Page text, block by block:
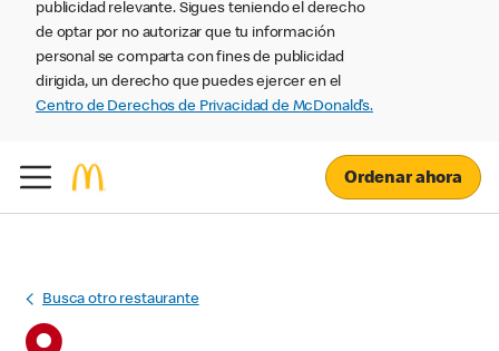
publicidad relevante. Sigues teniendo el derecho
de optar por no autorizar que tu información
personal se comparta con fines de publicidad
dirigida, un derecho que puedes ejercer en el
Centro de Derechos de Privacidad de McDonald’s.
Ordenar ahora
Busca otro restaurante